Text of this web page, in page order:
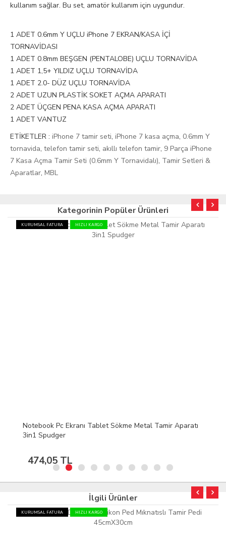
kullanım sağlar. Bu set, amatör kullanım için uygundur.
1 ADET 0.6mm Y UÇLU iPhone 7 EKRAN/KASA İÇİ
TORNAVİDASI
1 ADET 0.8mm BEŞGEN (PENTALOBE) UÇLU TORNAVİDA
1 ADET 1,5+ YILDIZ UÇLU TORNAVİDA
1 ADET 2.0- DÜZ UÇLU TORNAVİDA
2 ADET UZUN PLASTİK SOKET AÇMA APARATI
2 ADET ÜÇGEN PENA KASA AÇMA APARATI
1 ADET VANTUZ
ETİKETLER : iPhone 7 tamir seti, iPhone 7 kasa açma, 0.6mm Y
tornavida, telefon tamir seti, akıllı telefon tamir, 9 Parça iPhone
7 Kasa Açma Tamir Seti (0.6mm Y Tornavidalı), Tamir Setleri &
Aparatlar, MBL
Kategorinin Popüler Ürünleri
KURUMSAL FATURA HIZLI KARGO
Notebook Pc Ekranı Tablet Sökme Metal Tamir Aparatı
3in1 Spudger
474,05 TL
İlgili Ürünler
KURUMSAL FATURA HIZLI KARGO